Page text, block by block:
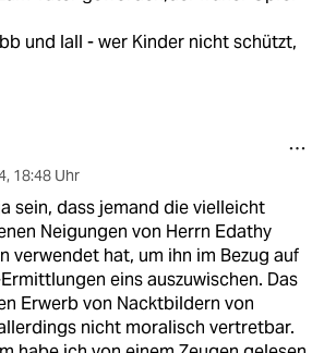
und lall - wer Kinder nicht schützt,
, 18:48 Uhr
sein, dass jemand die vielleicht
Neigungen von Herrn Edathy
verwendet hat, um ihn im Bezug auf
eins auszuwischen. Das
Erwerb von Nacktbildern von
nicht moralisch vertretbar.